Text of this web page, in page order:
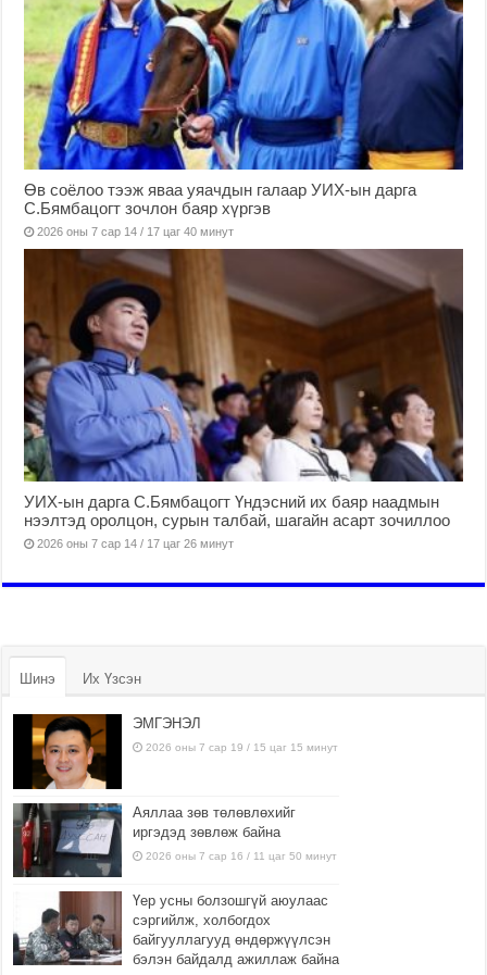
Өв соёлоо тээж яваа уяачдын галаар УИХ-ын дарга
С.Бямбацогт зочлон баяр хүргэв
2026 оны 7 сар 14 / 17 цаг 40 минут
УИХ-ын дарга С.Бямбацогт Үндэсний их баяр наадмын
нээлтэд оролцон, сурын талбай, шагайн асарт зочиллоо
2026 оны 7 сар 14 / 17 цаг 26 минут
Шинэ Их Үзсэн
ЭМГЭНЭЛ
2026 оны 7 сар 19 / 15 цаг 15 минут
Аяллаа зөв төлөвлөхийг
иргэдэд зөвлөж байна
2026 оны 7 сар 16 / 11 цаг 50 минут
Үер усны болзошгүй аюулаас
сэргийлж, холбогдох
байгууллагууд өндөржүүлсэн
бэлэн байдалд ажиллаж байна